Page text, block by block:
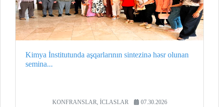
Kimya İnstitutunda aşqarlarının sintezinə həsr olunan
semina...
KONFRANSLAR, İCLASLAR 07.30.2026